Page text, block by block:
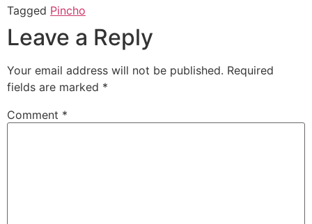
Tagged Pincho
Leave a Reply
Your email address will not be published. Required
fields are marked *
Comment *